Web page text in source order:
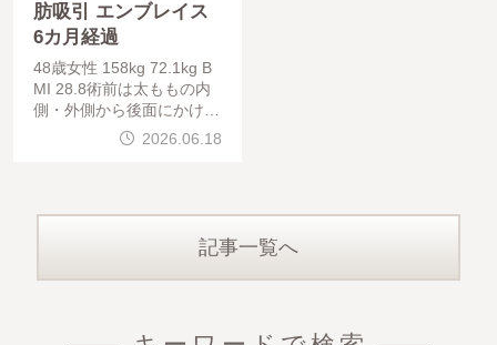
肪吸引 エンブレイス
6カ月経過
48歳女性 158kg 72.1kg B
MI 28.8術前は太ももの内
側・外側から後面にかけて
ボリュームがあり、膝周り
2026.06.18
記事一覧へ